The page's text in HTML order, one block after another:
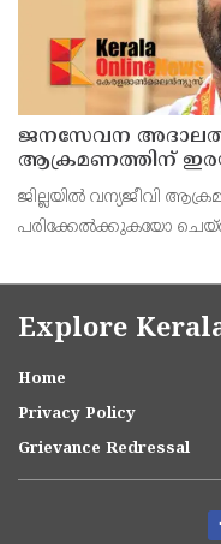
ജനസേവന
ആക്രമണത്തിന്
അനുവദിച്ചു
ജില്ലയിൽ വന്യജീവി
പരിക്കേൽക്കുകയോ
സഹായധനം അനുവദിച്ചു.
പരിപാടിയിൽ
Explore
Home
Privacy Policy
Grievance Redressal